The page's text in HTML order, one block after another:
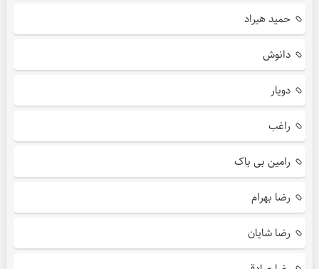
حمید هیراد
دانوش
دویار
راغب
رامین بی باک
رضا بهرام
رضا شایان